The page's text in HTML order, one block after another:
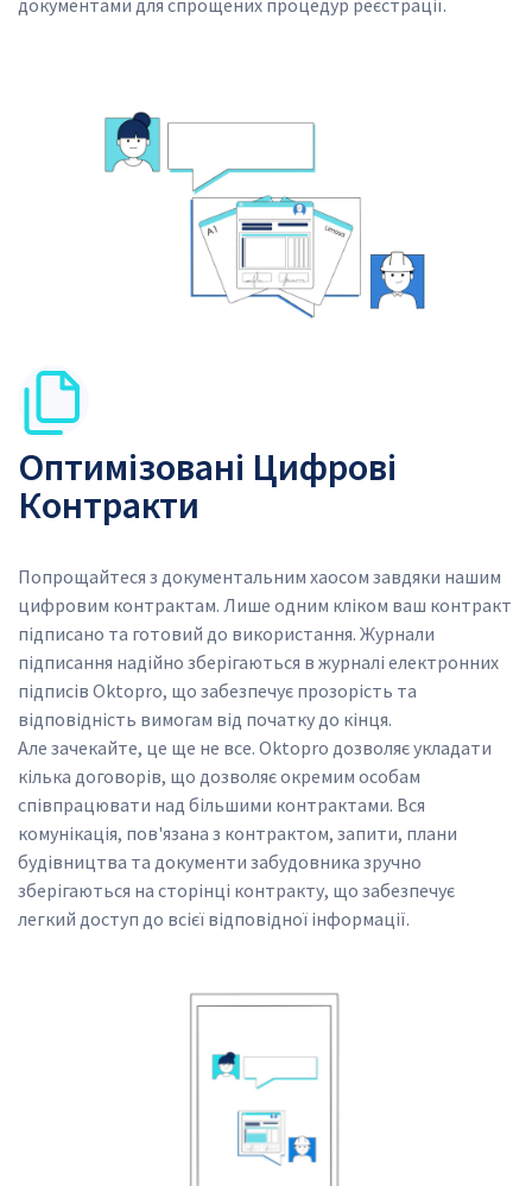
Оптимізовані Цифрові
Контракти
Попрощайтеся з документальним хаосом завдяки нашим
цифровим контрактам. Лише одним кліком ваш контракт
підписано та готовий до використання. Журнали
підписання надійно зберігаються в журналі електронних
підписів Oktopro, що забезпечує прозорість та
відповідність вимогам від початку до кінця.
Але зачекайте, це ще не все. Oktopro дозволяє укладати
кілька договорів, що дозволяє окремим особам
співпрацювати над більшими контрактами. Вся
комунікація, пов'язана з контрактом, запити, плани
будівництва та документи забудовника зручно
зберігаються на сторінці контракту, що забезпечує
легкий доступ до всієї відповідної інформації.